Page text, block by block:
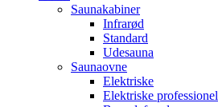
Saunakabiner
Infrarød
Standard
Udesauna
Saunaovne
Elektriske
Elektriske professionel